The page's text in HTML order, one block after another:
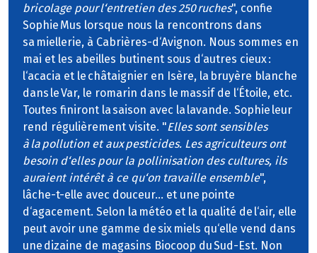
bricolage pour l‘entretien des 250 ruches", confie
Sophie Mus lorsque nous la rencontrons dans
sa miellerie, à Cabrières-d‘Avignon. Nous sommes en
mai et les abeilles butinent sous d‘autres cieux :
l‘acacia et le châtaignier en Isère, la bruyère blanche
dans le Var, le romarin dans le massif de l‘Étoile, etc.
Toutes finiront la saison avec la lavande. Sophie leur
rend régulièrement visite. "Elles sont sensibles
à la pollution et aux pesticides. Les agriculteurs ont
besoin d‘elles pour la pollinisation des cultures, ils
auraient intérêt à ce qu‘on travaille ensemble",
lâche-t-elle avec douceur… et une pointe
d‘agacement. Selon la météo et la qualité de l‘air, elle
peut avoir une gamme de six miels qu‘elle vend dans
une dizaine de magasins Biocoop du Sud-Est. Non